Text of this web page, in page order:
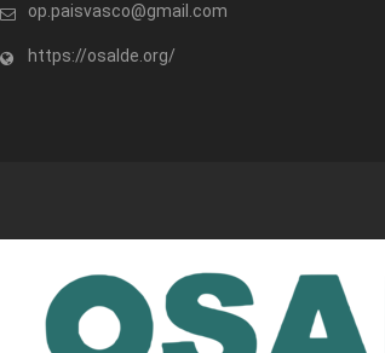
op.paisvasco@gmail.com
https://osalde.org/